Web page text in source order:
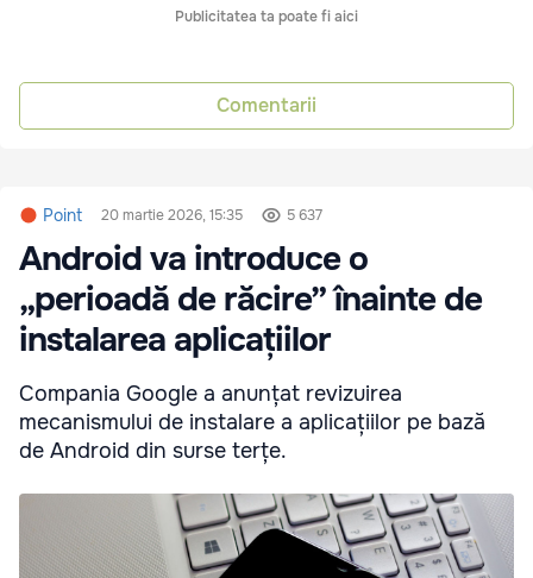
Publicitatea ta poate fi aici
Comentarii
Point 20 martie 2026, 15:35 5 637
Android va introduce o
„perioadă de răcire” înainte de
instalarea aplicațiilor
Compania Google a anunțat revizuirea
mecanismului de instalare a aplicațiilor pe bază
de Android din surse terțe.